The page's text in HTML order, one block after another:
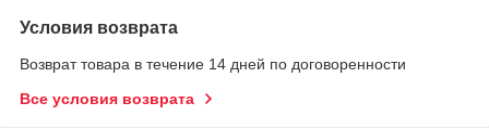
Условия возврата
Возврат товара в течение 14 дней по договоренности
Все условия возврата